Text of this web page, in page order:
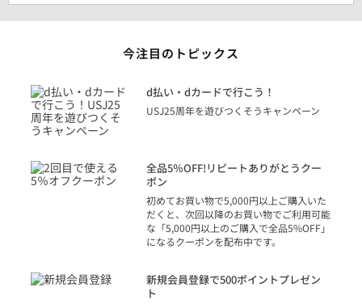
今注目のトピックス
d払い・dカードで行こう！
USJ25周年を遊びつくそうキャンペーン
全品5％OFF!リピートありがとうクー
ポン
初めてお買い物で5,000円以上ご購入いた
だくと、次回以降のお買い物でご利用可能
な「5,000円以上のご購入で全品5%OFF」
になるクーポンを配布中です。
新規会員登録で500ポイントプレゼン
ト